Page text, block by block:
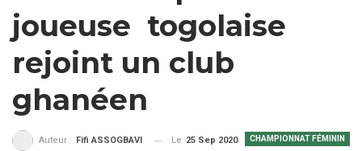
joueuse togolaise
rejoint un club
ghanéen
CHAMPIONNAT FÉMININ
Auteur : Fifi ASSOGBAVI Le 25 Sep 2020